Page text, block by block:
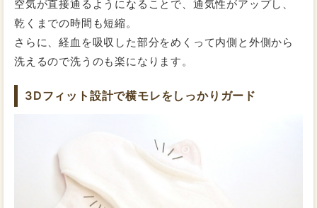
で以前利用していた他社の布ナプキンよりもだいぶ洗い
やすく助かっております。
2021/02/28 投稿者：さくさくぱんださん
肌触りが良い
が、今回初めて外出時にも使うように購入しました。ず
れたり当たったりすることもなく、紙のナプキンと同じ
ように使えます。柔らかく、紙ナプキンと違ってあたた
かいところが気に入っています。小さくたためないの
で、収納をどうしようかは悩みどころです。
量が多いスタッフK
【紙ナプキンの場合】
交換目安：1.5時間～2時間
空気が直接通るようになることで、通気性がアップし、
乾くまでの時間も短縮。
さらに、経血を吸収した部分をめくって内側と外側から
洗えるので洗うのも楽になります。
3Dフィット設計で横モレをしっかりガード